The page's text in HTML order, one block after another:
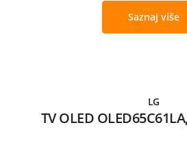
Saznaj više
LG
TV OLED